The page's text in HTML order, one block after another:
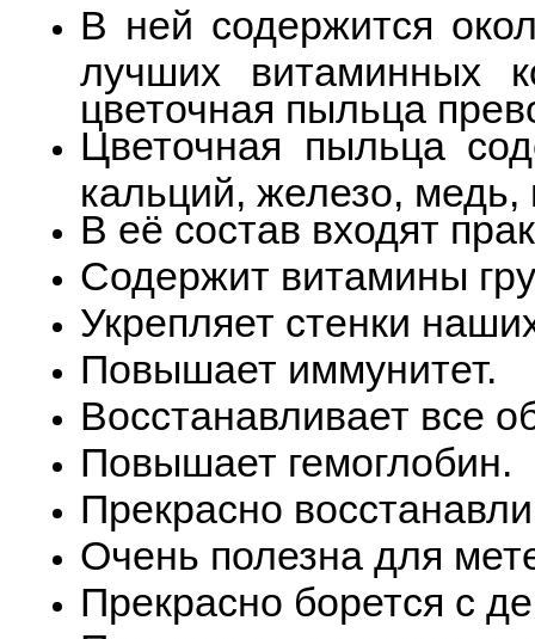
В ней содержится
лучших витаминных
цветочная пыльца
Цветочная пыльца
кальций, железо,
В её состав входят
Содержит витамины
Укрепляет стенки
Повышает иммунитет.
Восстанавливает все
Повышает гемоглобин.
Прекрасно
Очень полезна для
Прекрасно борется с